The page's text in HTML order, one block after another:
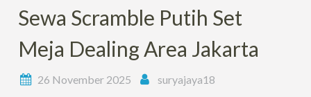
Sewa Scramble Putih Set
Meja Dealing Area Jakarta
26 November 2025 suryajaya18